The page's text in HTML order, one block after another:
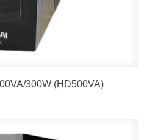
300W (HD500VA)